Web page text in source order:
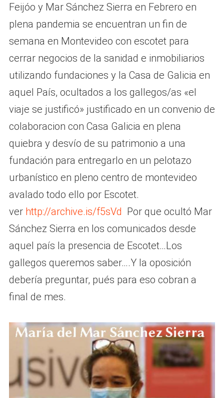
Feijóo y Mar Sánchez Sierra en Febrero en
plena pandemia se encuentran un fin de
semana en Montevideo con escotet para
cerrar negocios de la sanidad e inmobiliarios
utilizando fundaciones y la Casa de Galicia en
aquel País, ocultados a los gallegos/as «el
viaje se justificó» justificado en un convenio de
colaboracion con Casa Galicia en plena
quiebra y desvío de su patrimonio a una
fundación para entregarlo en un pelotazo
urbanístico en pleno centro de montevideo
avalado todo ello por Escotet.
ver http://archive.is/f5sVd Por que ocultó Mar
Sánchez Sierra en los comunicados desde
aquel país la presencia de Escotet…Los
gallegos queremos saber….Y la oposición
debería preguntar, pués para eso cobran a
final de mes.